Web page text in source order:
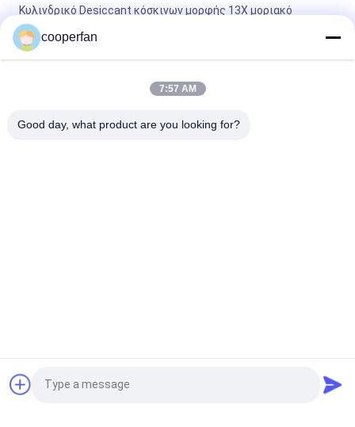
Κυλινδρικό Desiccant κόσκινων μορφής 13X μοριακό
μέγεθος πόρων 2 - 3mm
Zeolite 13X μοριακό φαινόμενο ειδικό βάρος 0.75g/Ml σβόλων
25kg/Bag πόρων 2 - 3mm
Zeolite Μοριακά
Κόσκινα
Αίτηση κράτησης
cooperfan
7:57 AM
Good day, what product are you looking for?